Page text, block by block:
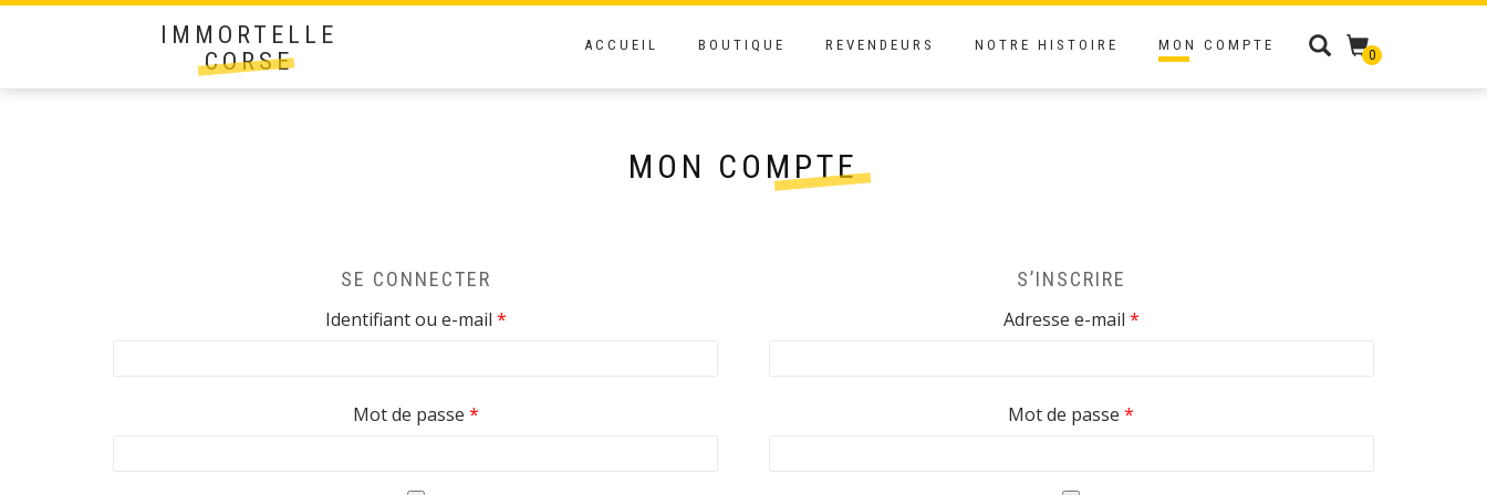
IMMORTELLE
CORSE
ACCUEIL BOUTIQUE REVENDEURS NOTRE HISTOIRE MON COMPTE
0
MON COMPTE
SE CONNECTER
Identifiant ou e-mail *Obligatoire
Mot de passe *Obligatoire
S’INSCRIRE
Adresse e-mail *Obligatoire
Mot de passe*